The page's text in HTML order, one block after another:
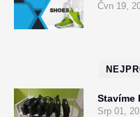
Čvn 19,
Stavíme
Srp 01,